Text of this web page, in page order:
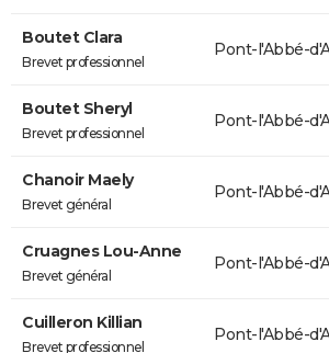
Boutet Clara
Brevet professionnel
Pont-l'Abbé-
Boutet Sheryl
Brevet professionnel
Pont-l'Abbé-
Chanoir Maely
Brevet général
Pont-l'Abbé-
Cruagnes Lou-Anne
Brevet général
Pont-l'Abbé-
Cuilleron Killian
Brevet professionnel
Pont-l'Abbé-